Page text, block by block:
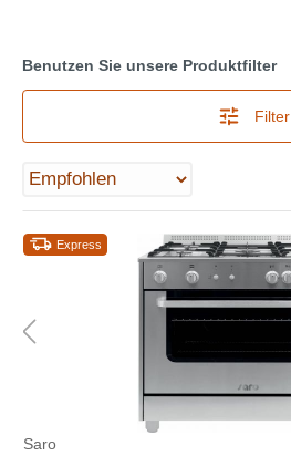
Benutzen Sie unsere Produktfilter
Filter
Express
Saro